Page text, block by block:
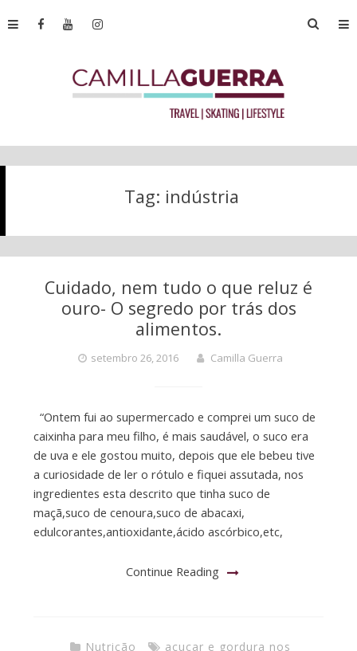
Tag: indústria
Cuidado, nem tudo o que reluz é
ouro- O segredo por trás dos
alimentos.
setembro 26, 2016 Camilla Guerra
“Ontem fui ao supermercado e comprei um suco de
caixinha para meu filho, é mais saudável, o suco era
de uva e ele gostou muito, depois que ele bebeu tive
a curiosidade de ler o rótulo e fiquei assutada, nos
ingredientes esta descrito que tinha suco de
maçã,suco de cenoura,suco de abacaxi,
edulcorantes,antioxidante,ácido ascórbico,etc,
Continue Reading
Nutrição
açucar e gordura nos